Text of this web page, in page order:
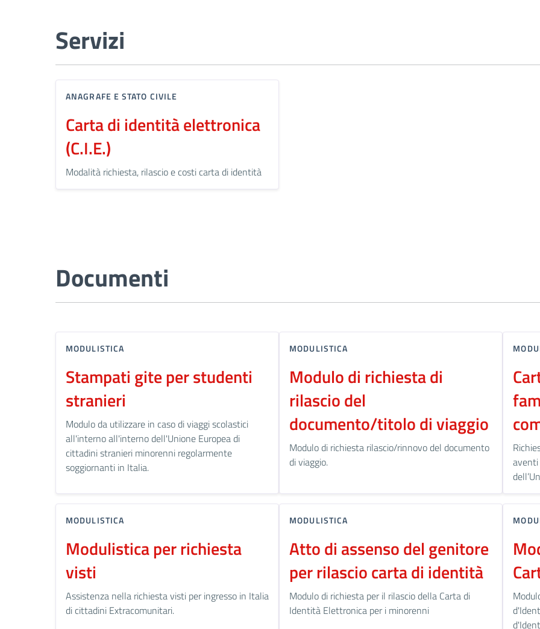
Servizi
ANAGRAFE E STATO CIVILE
Carta di identità elettronica
(C.I.E.)
Modalità richiesta, rilascio e costi carta di identità
Documenti
MODULISTICA
Stampati gite per studenti
stranieri
Modulo da utilizzare in caso di viaggi scolastici
all'interno all'interno dell'Unione Europea di
cittadini stranieri minorenni regolarmente
soggiornanti in Italia.
MODULISTICA
Modulo di richiesta di
rilascio del
documento/titolo di viaggio
Modulo di richiesta rilascio/rinnovo del documento
di viaggio.
MODULISTICA
Modulistica per richiesta
visti
Assistenza nella richiesta visti per ingresso in Italia
di cittadini Extracomunitari.
MODULISTICA
Atto di assenso del genitore
per rilascio carta di identità
Modulo di richiesta per il rilascio della Carta di
Identità Elettronica per i minorenni